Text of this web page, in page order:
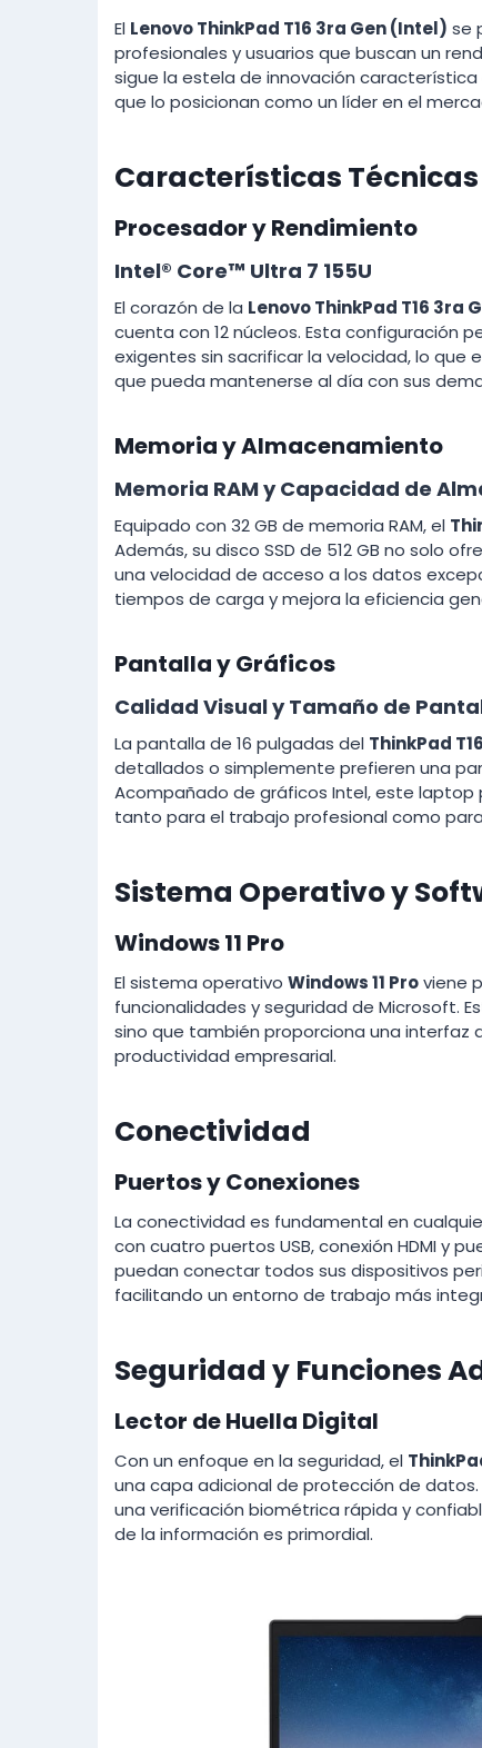
El Lenovo ThinkPad T16 3ra Gen (Intel) se
profesionales y usuarios que buscan un
sigue la estela de innovación característica
que lo posicionan como un líder en el
Características
Procesador y Rendimiento
Intel® Core™ Ultra 7 155U
El corazón de la Lenovo ThinkPad T16 3ra
cuenta con 12 núcleos. Esta configuración
exigentes sin sacrificar la velocidad, lo que
que pueda mantenerse al día con sus
Memoria y Almacenamiento
Memoria RAM y Capacidad de
Equipado con 32 GB de memoria RAM, el
Además, su disco SSD de 512 GB no solo
una velocidad de acceso a los datos
tiempos de carga y mejora la eficiencia
Pantalla y Gráficos
Calidad Visual y Tamaño de
La pantalla de 16 pulgadas del ThinkPad T16
detallados o simplemente prefieren una
Acompañado de gráficos Intel, este
tanto para el trabajo profesional como
Sistema Operativo y
Windows 11 Pro
El sistema operativo Windows 11 Proviene
funcionalidades y seguridad de Microsoft.
sino que también proporciona una interfaz
productividad empresarial.
Conectividad
Puertos y Conexiones
La conectividad es fundamental en
con cuatro puertos USB, conexión HDMI y
puedan conectar todos sus dispositivos
facilitando un entorno de trabajo más
Seguridad y Funciones
Lector de Huella Digital
Con un enfoque en la seguridad, el
una capa adicional de protección de
una verificación biométrica rápida y
de la información es primordial.